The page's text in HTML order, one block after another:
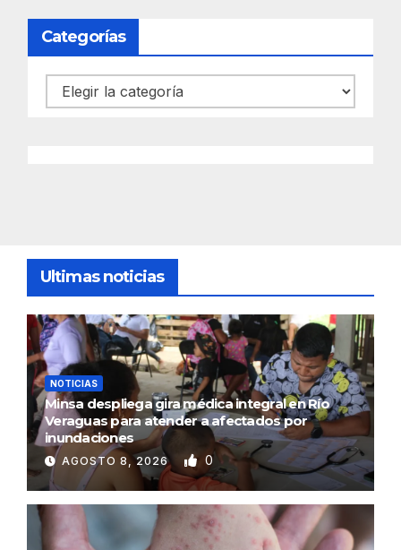
Categorías
Categorías
Ultimas noticias
NOTICIAS
Minsa despliega gira médica integral en Río
Veraguas para atender a afectados por
inundaciones
AGOSTO 8, 2026 0